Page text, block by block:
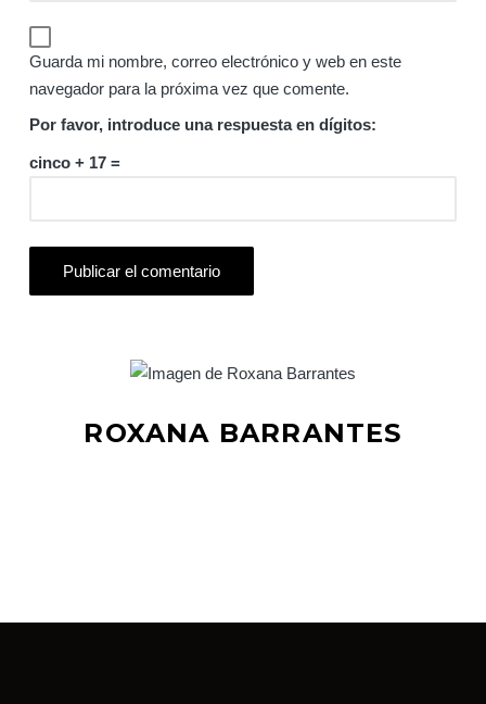
Guarda mi nombre, correo electrónico y web en este
navegador para la próxima vez que comente.
Por favor, introduce una respuesta en dígitos:
cinco + 17 =
ROXANA BARRANTES